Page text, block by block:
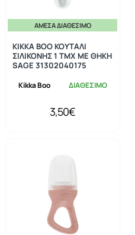
ΆΜΕΣΑ ΔΙΑΘΈΣΙΜΟ
Kikka Boo ΔΙΑΘΕΣΙΜΟ
KIKKA BOO ΚΟΥΤΑΛΙ
ΣΙΛΙΚΟΝΗΣ 1 ΤΜΧ ΜΕ ΘΗΚΗ
SAGE 31302040175
3,50€